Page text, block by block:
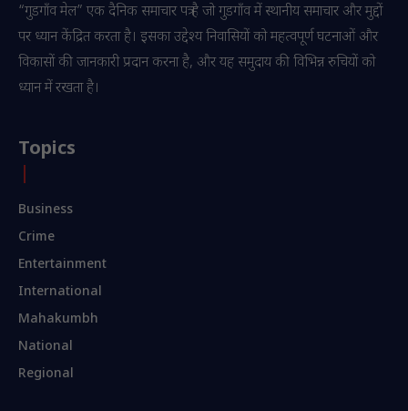
“गुडगाँव मेल” एक दैनिक समाचार पत्र है जो गुडगाँव में स्थानीय समाचार और मुद्दों
पर ध्यान केंद्रित करता है। इसका उद्देश्य निवासियों को महत्वपूर्ण घटनाओं और
विकासों की जानकारी प्रदान करना है, और यह समुदाय की विभिन्न रुचियों को
ध्यान में रखता है।
Topics
Business
Crime
Entertainment
International
Mahakumbh
National
Regional